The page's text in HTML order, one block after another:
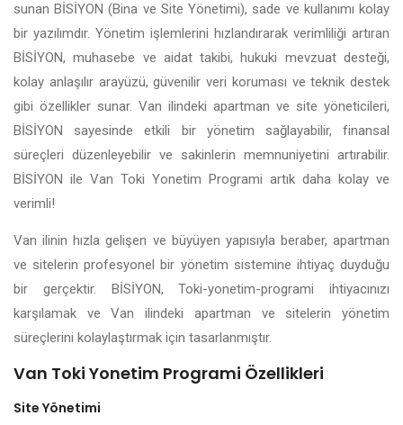
sunan BİSİYON (Bina ve Site Yönetimi), sade ve kullanımı kolay
bir yazılımdır. Yönetim işlemlerini hızlandırarak verimliliği artıran
BİSİYON, muhasebe ve aidat takibi, hukuki mevzuat desteği,
kolay anlaşılır arayüzü, güvenilir veri koruması ve teknik destek
gibi özellikler sunar. Van ilindeki apartman ve site yöneticileri,
BİSİYON sayesinde etkili bir yönetim sağlayabilir, finansal
süreçleri düzenleyebilir ve sakinlerin memnuniyetini artırabilir.
BİSİYON ile Van Toki Yonetim Programi artık daha kolay ve
verimli!
Van ilinin hızla gelişen ve büyüyen yapısıyla beraber, apartman
ve sitelerin profesyonel bir yönetim sistemine ihtiyaç duyduğu
bir gerçektir. BİSİYON, Toki-yonetim-programi ihtiyacınızı
karşılamak ve Van ilindeki apartman ve sitelerin yönetim
süreçlerini kolaylaştırmak için tasarlanmıştır.
Van Toki Yonetim Programi Özellikleri
Site Yönetimi